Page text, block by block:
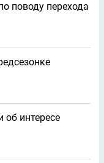
поводу перехода
об интересе